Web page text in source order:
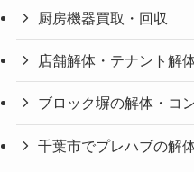
厨房機器買取・回収
店舗解体・テナント解
ブロック塀の解体・コ
千葉市でプレハブの解